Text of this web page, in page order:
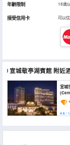
年齡限制 18歲
接受信用卡 可以
宣城敬亭湖賓館 附近
宣城
4.6 / 5